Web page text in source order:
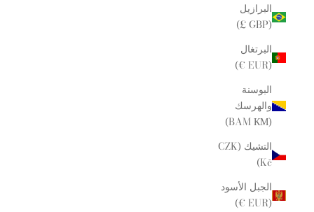
البرازيل
(GBP £)
البرتغال
(EUR €)
البوسنة
والهرسك
(BAM КМ)
التشيك (CZK
Kč)
الجبل الأسود
(EUR €)